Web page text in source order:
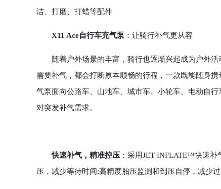
洁、打磨、打蜡等配件
X11 Ace自行车充气泵 ：让骑行补气更从容
随着户外场景的丰富，骑行也逐渐兴起成为户外活
需要补气，都会打断原本顺畅的行程，一款既能随身
气泵面向公路车、山地车、城市车、小轮车、电动自
对突发补气需求。
快速补气，精准控压 ：采用JET INFLATE™快速
压，减少等待时间;高精度胎压监测和到压自停，减少